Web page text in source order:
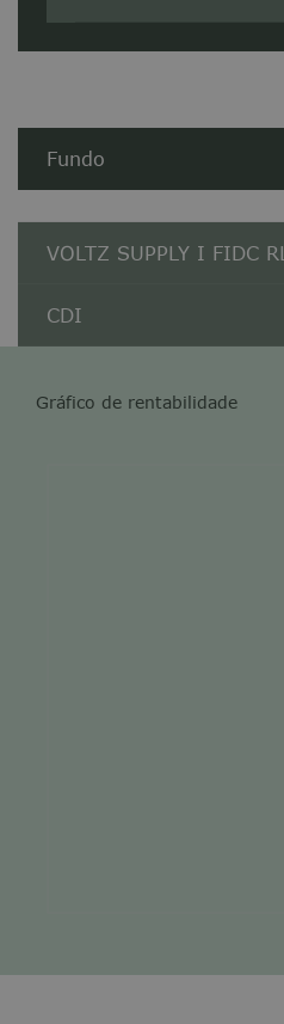
Fundo
VOLTZ SUPPLY I FIDC RL
CDI
Gráfico de rentabilidade